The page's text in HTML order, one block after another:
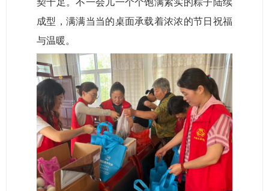
契十足。不一会儿一个个饱满紧实的粽子陆续
成型，满满当当的桌面承载着浓浓的节日祝福
与温暖。